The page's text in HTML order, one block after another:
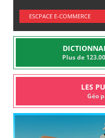
ESCPACE E-COMMERCE
Plus de
LES
Géo